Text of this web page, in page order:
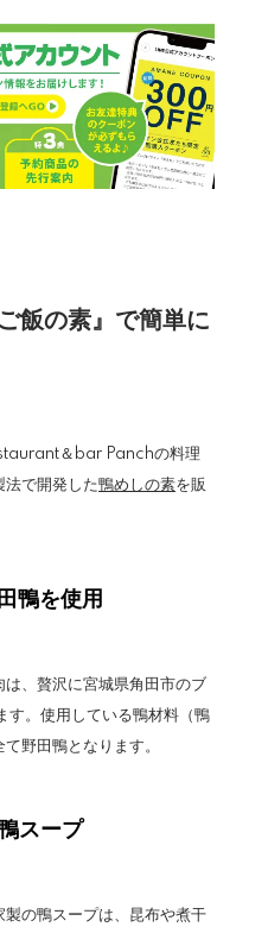
飯の素』で簡単に
＆bar Panchの料理
法で開発した鴨めしの素を販
鴨を使用
、贅沢に宮城県角田市のブ
す。使用している鴨材料（鴨
野田鴨となります。
スープ
の鴨スープは、昆布や煮干